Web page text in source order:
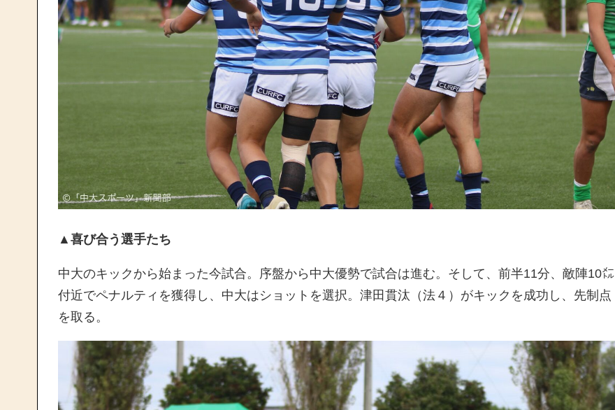
▲喜び合う選手たち
中大のキックから始まった今試合。序盤から中大優勢で試合は進む。そして、前半11分、敵陣10㍍
付近でペナルティを獲得し、中大はショットを選択。津田貫汰（法４）がキックを成功し、先制点
を取る。